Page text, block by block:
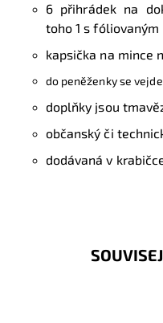
6 přihrádek na
toho 1 s fóliovaným
kapsička na mince
do peněženky se
doplňky jsou
občanský či
dodávaná v